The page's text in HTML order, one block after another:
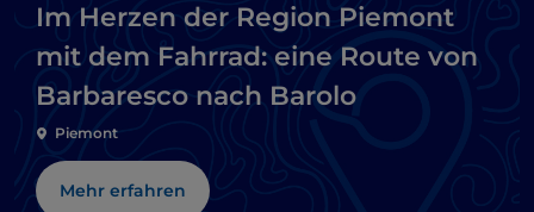
Im Herzen der Region Piemont
mit dem Fahrrad: eine Route von
Barbaresco nach Barolo
Piemont
Mehr erfahren